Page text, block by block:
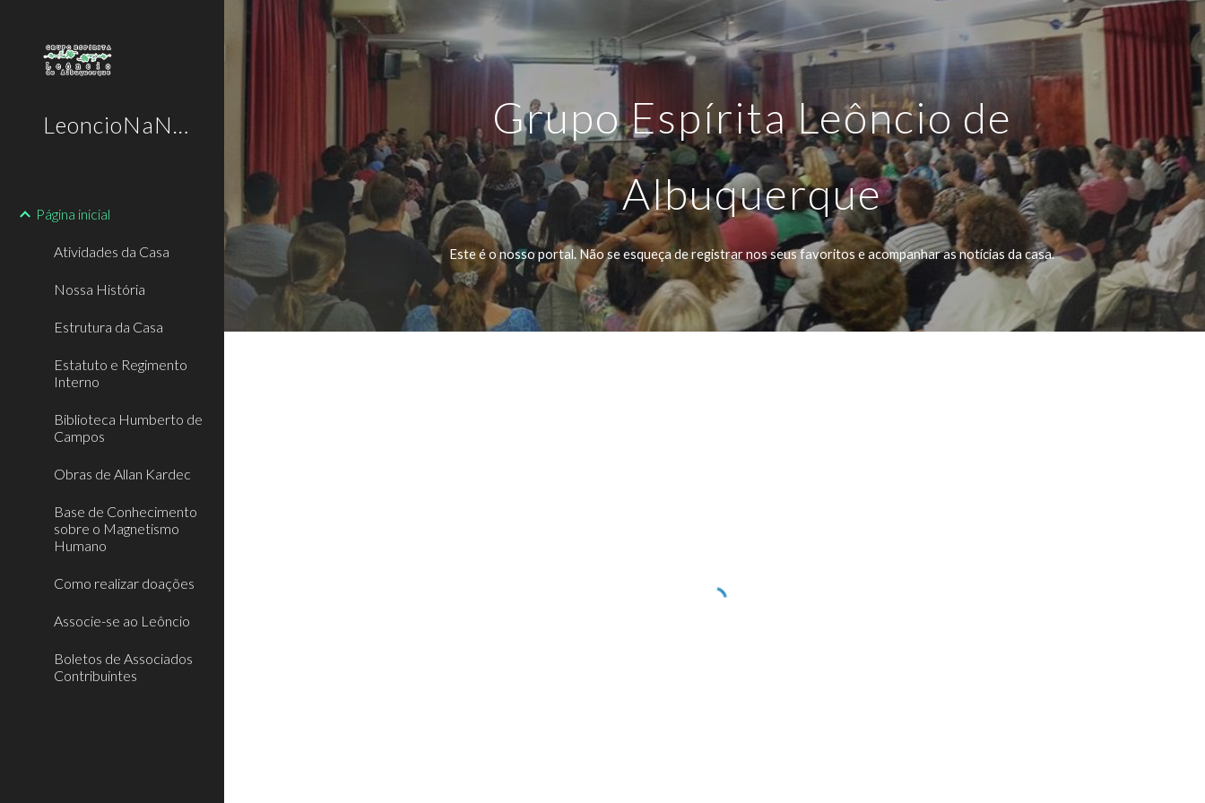
Skip to main content Skip to navigation
LeoncioNaNet
Página inicial
Atividades da Casa
Nossa História
Estrutura da Casa
Estatuto e Regimento
Interno
Biblioteca Humberto de
Campos
Obras de Allan Kardec
Base de Conhecimento
sobre o Magnetismo
Humano
Como realizar doações
Associe-se ao Leôncio
Boletos de Associados
Contribuintes
Grupo Espírita Leôncio de
Albuquerque
Este é o nosso portal. Não se esqueça de registrar nos seus favoritos e acompanhar as notícias da casa.